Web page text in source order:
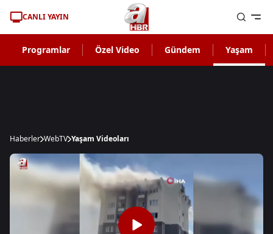
CANLI YAYIN
Programlar Özel Video Gündem Yaşam
Haberler WebTV Yaşam Videoları